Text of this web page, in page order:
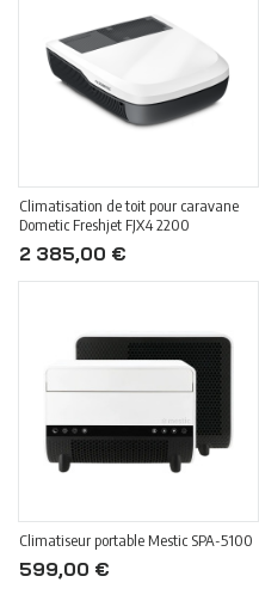
Climatisation de toit pour caravane
Dometic Freshjet FJX4 2200
2 385,00 €
Climatiseur portable Mestic SPA-5100
599,00 €